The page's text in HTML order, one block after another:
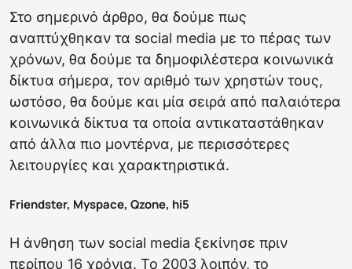
Στο σημερινό άρθρο, θα δούμε πως
αναπτύχθηκαν τα social media με το πέρας των
χρόνων, θα δούμε τα δημοφιλέστερα κοινωνικά
δίκτυα σήμερα, τον αριθμό των χρηστών τους,
ωστόσο, θα δούμε και μία σειρά από παλαιότερα
κοινωνικά δίκτυα τα οποία αντικαταστάθηκαν
από άλλα πιο μοντέρνα, με περισσότερες
λειτουργίες και χαρακτηριστικά.
Friendster, Myspace, Qzone, hi5
Η άνθηση των social media ξεκίνησε πριν
περίπου 16 χρόνια. Το 2003 λοιπόν, το